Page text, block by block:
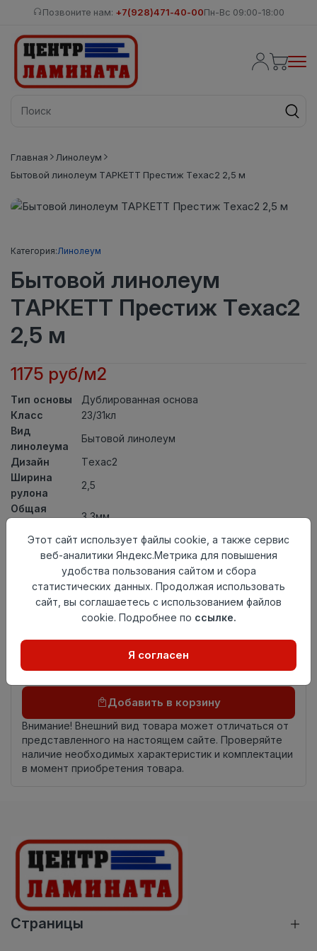
Позвоните нам: +7(928)471-40-00Пн-Вс 09:00-18:00
Главная
Линолеум
Бытовой линолеум ТАРКЕТТ Престиж Техас2 2,5 м
Категория:Линолеум
Бытовой линолеум
ТАРКЕТТ Престиж Техас2
2,5 м
1175 руб/м2
Тип основы
Дублированная основа
Класс
23/31кл
Вид
линолеума
Бытовой линолеум
Дизайн
Техас2
Ширина
рулона
2,5
Общая
3,3мм
Толщина
защитного
0,30мм
АктуальностьАктуален
Страна
происхождения
Россия
Осталось
Добавить в корзину
Внимание! Внешний вид товара может отличаться от
представленного на настоящем сайте. Проверяйте
наличие необходимых характеристик и комплектации
в момент приобретения товара.
Страницы
Этот сайт использует файлы cookie, а также сервис
веб-аналитики Яндекс.Метрика для повышения
удобства пользования сайтом и сбора
статистических данных. Продолжая использовать
сайт, вы соглашаетесь с использованием файлов
cookie. Подробнее по ссылке.
Я согласен